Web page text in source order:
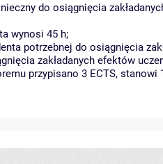
do osiągnięcia
wynosi 45 h;
potrzebnej do osiągnięcia
zakładanych efektów
przypisano 3 ECTS,